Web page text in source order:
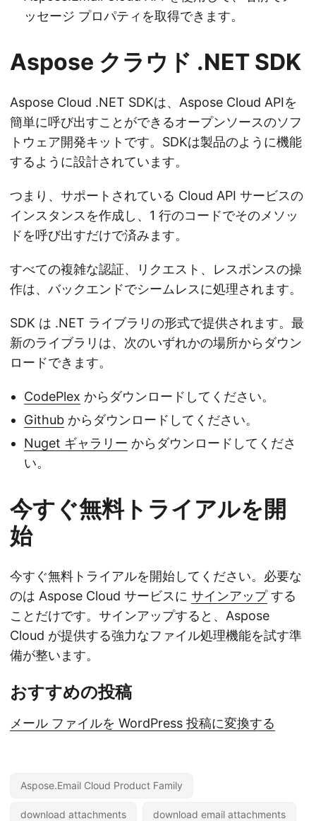
ッセージ プロパティを取得できます。
Aspose クラウド .NET SDK
Aspose Cloud .NET SDKは、Aspose Cloud APIを
簡単に呼び出すことができるオープンソースのソフ
トウェア開発キットです。SDKは製品のように機能
するように設計されています。
つまり、サポートされている Cloud API サービスの
インスタンスを作成し、1 行のコードでそのメソッ
ドを呼び出すだけで済みます。
すべての複雑な認証、リクエスト、レスポンスの操
作は、バックエンドでシームレスに処理されます。
SDK は .NET ライブラリの形式で提供されます。最
新のライブラリは、次のいずれかの場所からダウン
ロードできます。
CodePlex からダウンロードしてください。
Github からダウンロードしてください。
Nuget ギャラリー からダウンロードしてくださ
い。
今すぐ無料トライアルを開
始
今すぐ無料トライアルを開始してください。必要な
のは Aspose Cloud サービスに サインアップする
ことだけです。サインアップすると、Aspose
Cloud が提供する強力なファイル処理機能を試す準
備が整います。
おすすめの投稿
メール ファイルを WordPress 投稿に変換する
Aspose.Email Cloud Product Family
download attachments download email attachments